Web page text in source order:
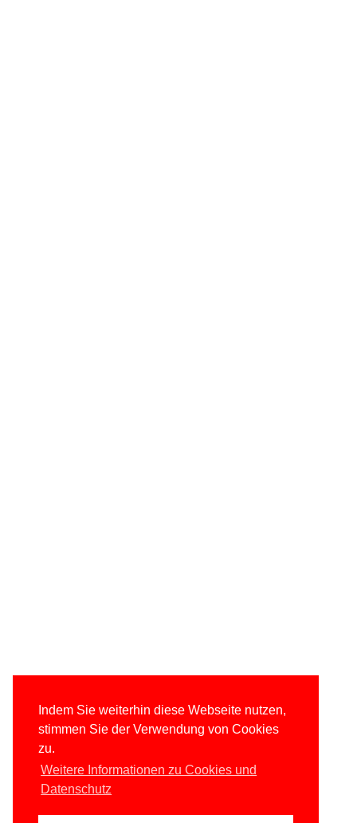
Indem Sie weiterhin diese Webseite nutzen,
stimmen Sie der Verwendung von Cookies
zu.
Weitere Informationen zu Cookies und
Datenschutz